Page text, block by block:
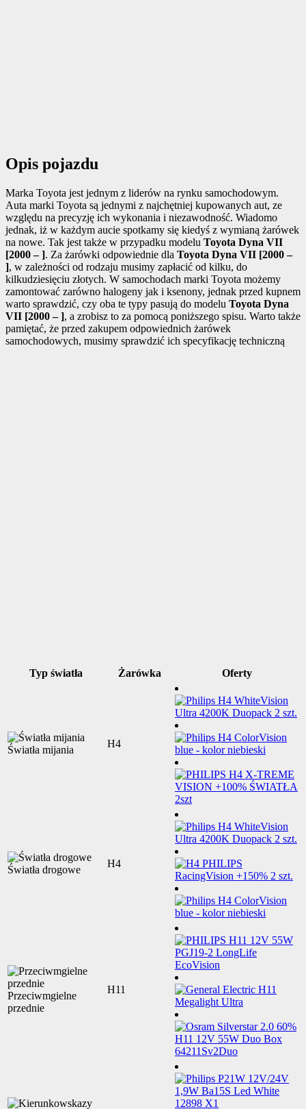
Opis pojazdu
Marka Toyota jest jednym z liderów na rynku samochodowym.
Auta marki Toyota są jednymi z najchętniej kupowanych aut, ze
względu na precyzję ich wykonania i niezawodność. Wiadomo
jednak, iż w każdym aucie spotkamy się kiedyś z wymianą żarówek
na nowe. Tak jest także w przypadku modelu Toyota Dyna VII
[2000 – ]. Za żarówki odpowiednie dla Toyota Dyna VII [2000 –
], w zależności od rodzaju musimy zapłacić od kilku, do
kilkudziesięciu złotych. W samochodach marki Toyota możemy
zamontować zarówno halogeny jak i ksenony, jednak przed kupnem
warto sprawdzić, czy oba te typy pasują do modelu Toyota Dyna
VII [2000 – ], a zrobisz to za pomocą poniższego spisu. Warto także
pamiętać, że przed zakupem odpowiednich żarówek
samochodowych, musimy sprawdzić ich specyfikację techniczną
Typ światła Żarówka Oferty
Światła mijania
H4
Światła drogowe
H4
Przeciwmgielne
przednie
H11